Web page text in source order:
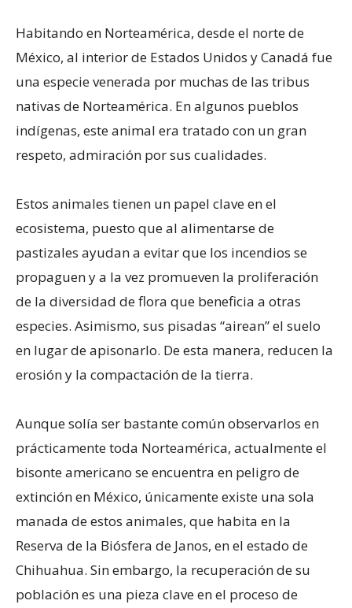
Habitando en Norteamérica, desde el norte de
México, al interior de Estados Unidos y Canadá fue
una especie venerada por muchas de las tribus
nativas de Norteamérica. En algunos pueblos
indígenas, este animal era tratado con un gran
respeto, admiración por sus cualidades.
Estos animales tienen un papel clave en el
ecosistema, puesto que al alimentarse de
pastizales ayudan a evitar que los incendios se
propaguen y a la vez promueven la proliferación
de la diversidad de flora que beneficia a otras
especies. Asimismo, sus pisadas “airean” el suelo
en lugar de apisonarlo. De esta manera, reducen la
erosión y la compactación de la tierra.
Aunque solía ser bastante común observarlos en
prácticamente toda Norteamérica, actualmente el
bisonte americano se encuentra en peligro de
extinción en México, únicamente existe una sola
manada de estos animales, que habita en la
Reserva de la Biósfera de Janos, en el estado de
Chihuahua. Sin embargo, la recuperación de su
población es una pieza clave en el proceso de